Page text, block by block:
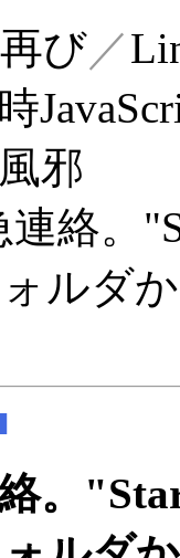
び／
風邪
絡。
ルダ
。